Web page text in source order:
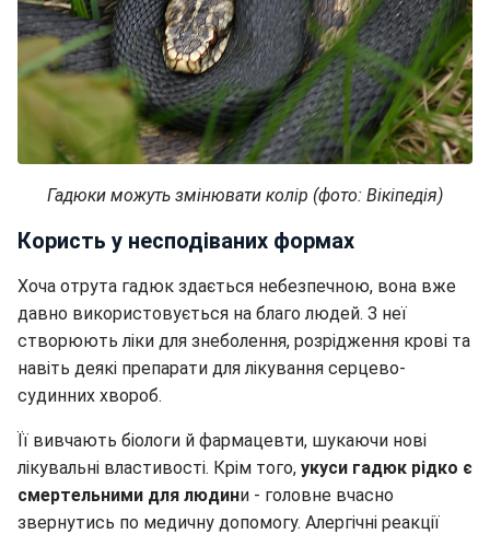
Гадюки можуть змінювати колір (фото: Вікіпедія)
Користь у несподіваних формах
Хоча отрута гадюк здається небезпечною, вона вже
давно використовується на благо людей. З неї
створюють ліки для знеболення, розрідження крові та
навіть деякі препарати для лікування серцево-
судинних хвороб.
Її вивчають біологи й фармацевти, шукаючи нові
лікувальні властивості. Крім того, укуси гадюк рідко є
смертельними для людини - головне вчасно
звернутись по медичну допомогу. Алергічні реакції